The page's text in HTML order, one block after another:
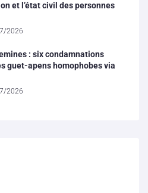
et l’état civil des personnes
2026
: six condamnations
guet-apens homophobes via
2026